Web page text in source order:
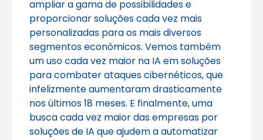
ampliar a gama de possibilidades e
proporcionar soluções cada vez mais
personalizadas para os mais diversos
segmentos econômicos. Vemos também
um uso cada vez maior na IA em soluções
para combater ataques cibernéticos, que
infelizmente aumentaram drasticamente
nos últimos 18 meses. E finalmente, uma
busca cada vez maior das empresas por
soluções de IA que ajudem a automatizar